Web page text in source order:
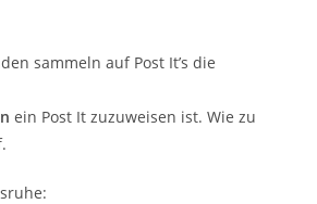
sammeln auf Post It’s die
ein Post It zuzuweisen ist. Wie zu